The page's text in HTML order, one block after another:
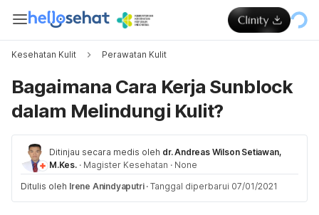
Kesehatan Kulit Perawatan Kulit
Bagaimana Cara Kerja Sunblock
dalam Melindungi Kulit?
Ditinjau secara medis oleh dr. Andreas Wilson Setiawan,
M.Kes. · Magister Kesehatan · None
Ditulis oleh Irene Anindyaputri · Tanggal diperbarui 07/01/2021